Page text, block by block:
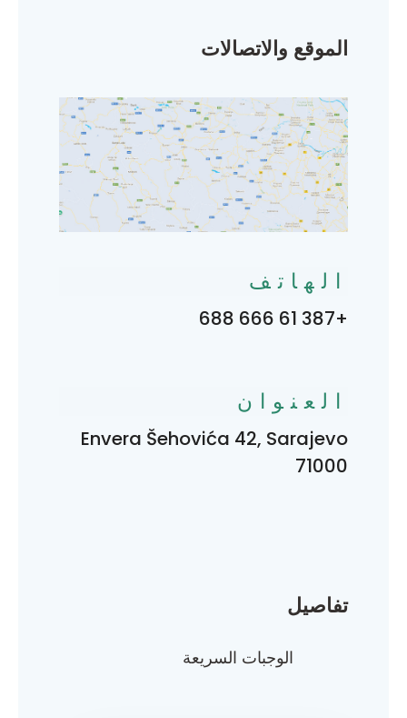
تفاصيل
الوجبات السريعة
الموقع والاتصالات
الهاتف
+387 61 666 688
العنوان
Envera Šehovića 42, Sarajevo
71000